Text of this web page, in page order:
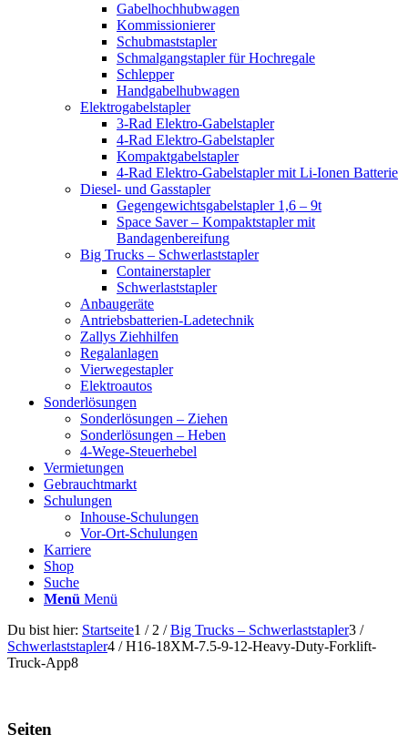
Gabelhochhubwagen
Kommissionierer
Schubmaststapler
Schmalgangstapler für Hochregale
Schlepper
Handgabelhubwagen
Elektrogabelstapler
3-Rad Elektro-Gabelstapler
4-Rad Elektro-Gabelstapler
Kompaktgabelstapler
4-Rad Elektro-Gabelstapler mit Li-Ionen Batterie
Diesel- und Gasstapler
Gegengewichtsgabelstapler 1,6 – 9t
Space Saver – Kompaktstapler mit
Bandagenbereifung
Big Trucks – Schwerlaststapler
Containerstapler
Schwerlaststapler
Anbaugeräte
Antriebsbatterien-Ladetechnik
Zallys Ziehhilfen
Regalanlagen
Vierwegestapler
Elektroautos
Sonderlösungen
Sonderlösungen – Ziehen
Sonderlösungen – Heben
4-Wege-Steuerhebel
Vermietungen
Gebrauchtmarkt
Schulungen
Inhouse-Schulungen
Vor-Ort-Schulungen
Karriere
Shop
Suche
Menü Menü
Du bist hier: Startseite1 / 2 / Big Trucks – Schwerlaststapler3 /
Schwerlaststapler4 / H16-18XM-7.5-9-12-Heavy-Duty-Forklift-
Truck-App8
Seiten